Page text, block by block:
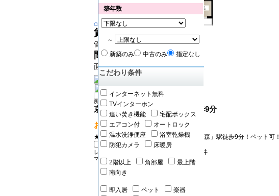
築年数
～
新築のみ
中古のみ 指定なし
こだわり条件
インターネット無料
TVインターホン
追い焚き機能
宅配ボックス
エアコン付
オートロック
温水洗浄便座
浴室乾燥機
防犯カメラ
床暖房
2階以上 角部屋
最上階
南向き
即入居 ペット
楽器
Change
賃料 10.25万円
管理費 10000円
間取り1R
面積 26.13㎡
所在地：大田区山王
京浜東北線 大森（東京）駅 徒歩9分
おすすめPOINT!
★分譲賃貸マンション★京浜東北線「大森」駅徒歩9分！ペット可！
レオパレス東大井302号室 品川区東大井
マンション